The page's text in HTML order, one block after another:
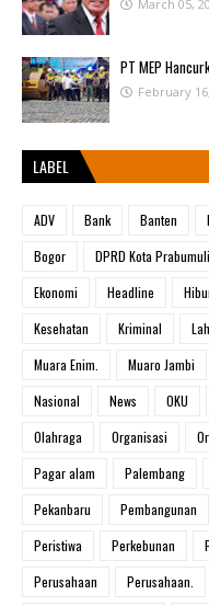
March 05,
PT MEP
February
LABEL
ADV Bank Banten
Bogor
DPRD Kota
Ekonomi
Headline
Kesehatan
Kriminal
Muara Enim.
Muaro Jambi
Nasional
News OKU
Olahraga
Organisasi
Pagar alam
Palembang
Pekanbaru
Pembangunan
Peristiwa
Perkebunan
Perusahaan
Perusahaan.